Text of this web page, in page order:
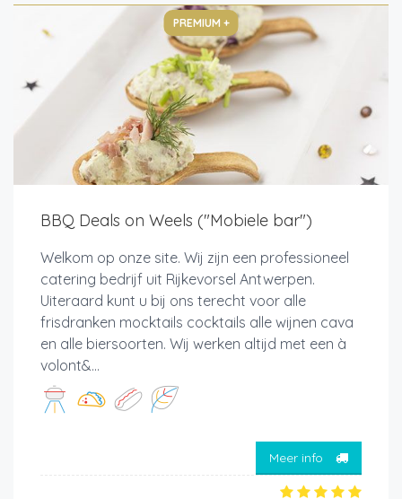
PREMIUM +
BBQ Deals on Weels ("Mobiele bar")
Welkom op onze site. Wij zijn een professioneel
catering bedrijf uit Rijkevorsel Antwerpen.
Uiteraard kunt u bij ons terecht voor alle
frisdranken mocktails cocktails alle wijnen cava
en alle biersoorten. Wij werken altijd met een à
volont&...
Meer info